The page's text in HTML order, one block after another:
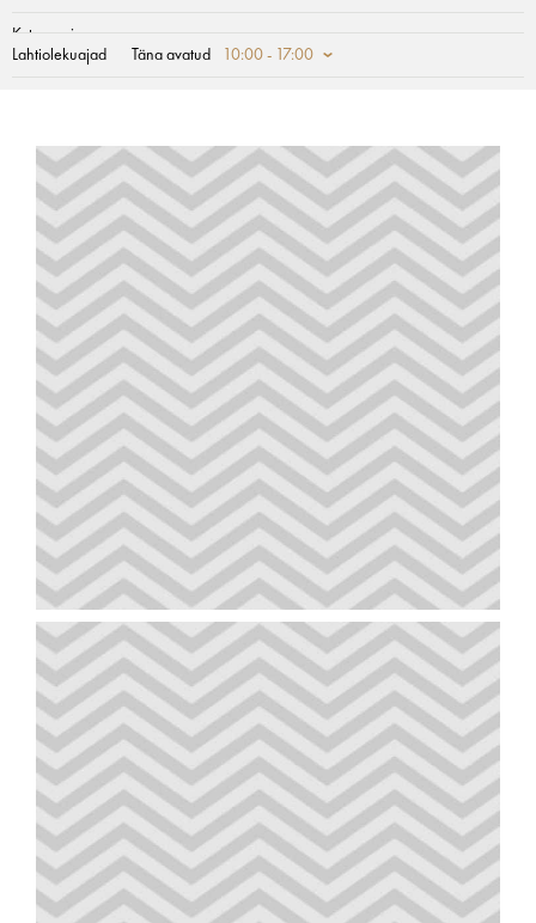
Kategooria
Lahtiolekuajad
Täna avatud 10:00 - 17:00